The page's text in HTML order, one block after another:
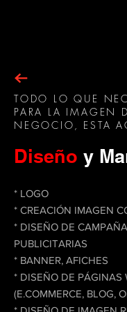
TODO LO QUE
PARA LA IMAGEN
NEGOCIO, ESTA
Diseño y
* LOGO
* CREACIÓN IMAGEN
* DISEÑO DE
PUBLICITARIAS
* BANNER, AFICHES
* DISEÑO DE PÁGINAS
(E.COMMERCE, BLOG,